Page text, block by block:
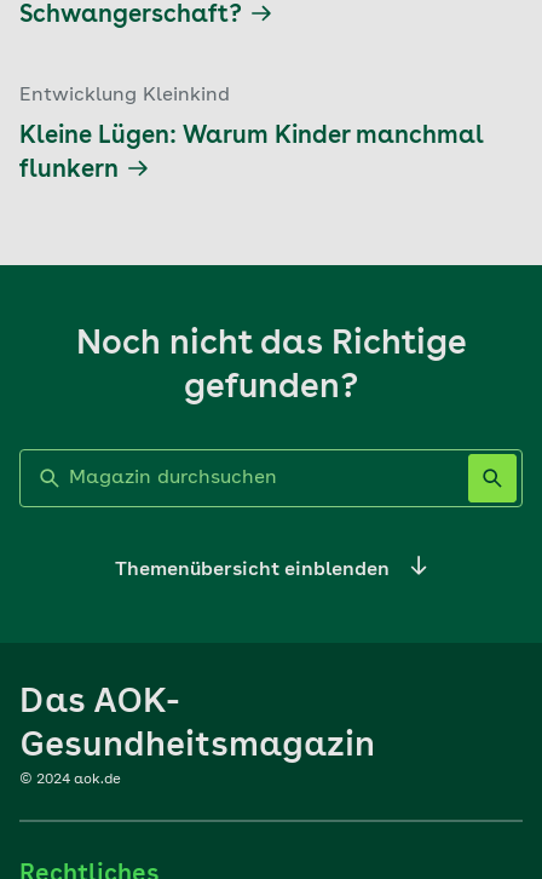
Schwangerschaft?
Entwicklung Kleinkind
Kleine Lügen: Warum Kinder manchmal
flunkern
Noch nicht das Richtige
gefunden?
Themenübersicht einblenden
Sport
Das AOK-
Gesundheitsmagazin
© 2024 aok.de